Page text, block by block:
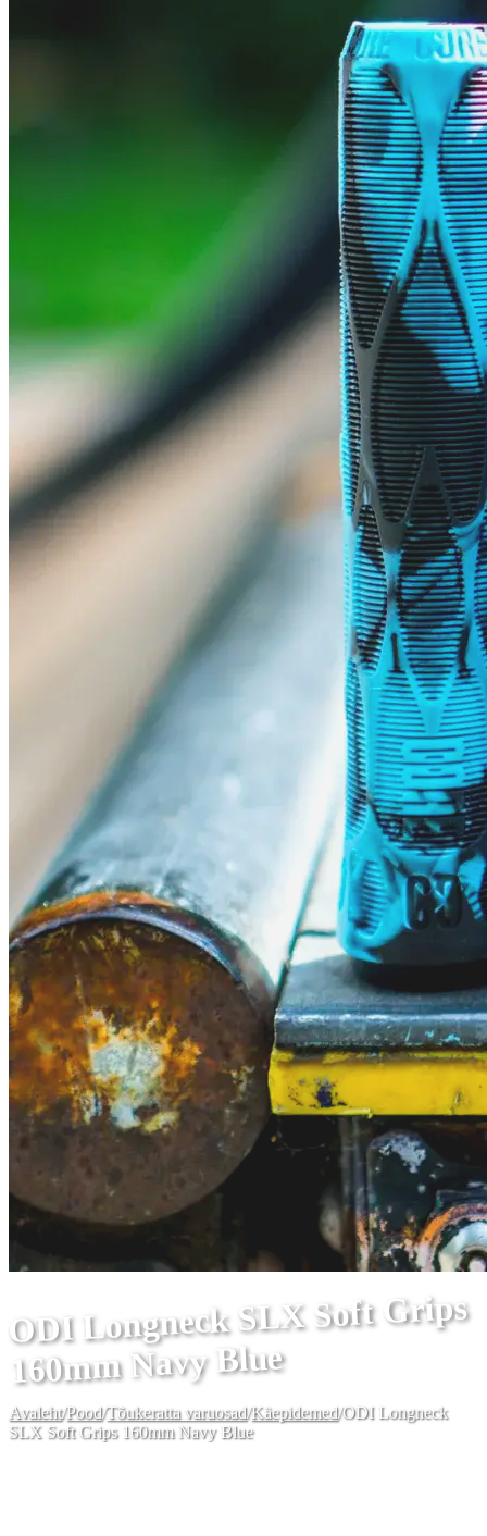
ODI Longneck SLX Soft Grips
160mm Navy Blue
Avaleht/Pood/Tõukeratta varuosad/Käepidemed/ODI Longneck
SLX Soft Grips 160mm Navy Blue